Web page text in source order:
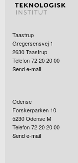
Taastrup
Gregersensvej 1
2630Taastrup
Telefon 72 20 20 00
Send e-mail
Odense
Forskerparken 10
5230Odense M
Telefon 72 20 20 00
Send e-mail